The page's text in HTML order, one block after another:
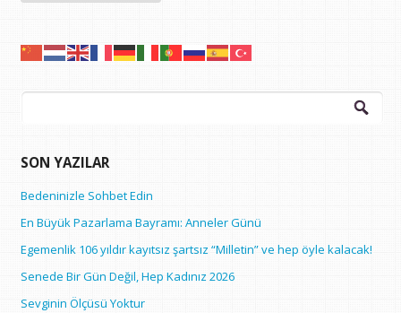
Arama:
SON YAZILAR
Bedeninizle Sohbet Edin
En Büyük Pazarlama Bayramı: Anneler Günü
Egemenlik 106 yıldır kayıtsız şartsız “Milletin” ve hep öyle kalacak!
Senede Bir Gün Değil, Hep Kadınız 2026
Sevginin Ölçüsü Yoktur